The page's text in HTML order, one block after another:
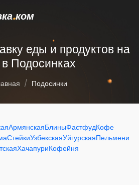
.ком
еды и продуктов на
Подосинках
Подосинки
АрмянскаяБлиныФастфудКофе
СтейкиУзбекскаяУйгурскаяПельмени
ХачапуриКофейня